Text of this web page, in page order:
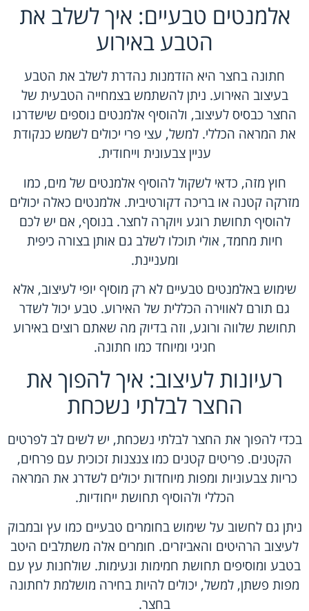
אלמנטים טבעיים: איך לשלב את
הטבע באירוע
חתונה בחצר היא הזדמנות נהדרת לשלב את הטבע
בעיצוב האירוע. ניתן להשתמש בצמחייה הטבעית של
החצר כבסיס לעיצוב, ולהוסיף אלמנטים נוספים שישדרגו
את המראה הכללי. למשל, עצי פרי יכולים לשמש כנקודת
עניין צבעונית וייחודית.
חוץ מזה, כדאי לשקול להוסיף אלמנטים של מים, כמו
מזרקה קטנה או בריכה דקורטיבית. אלמנטים כאלה יכולים
להוסיף תחושת רוגע ויוקרה לחצר. בנוסף, אם יש לכם
חיות מחמד, אולי תוכלו לשלב גם אותן בצורה כיפית
ומעניינת.
שימוש באלמנטים טבעיים לא רק מוסיף יופי לעיצוב, אלא
גם תורם לאווירה הכללית של האירוע. טבע יכול לשדר
תחושת שלווה ורוגע, וזה בדיוק מה שאתם רוצים באירוע
חגיגי ומיוחד כמו חתונה.
רעיונות לעיצוב: איך להפוך את
החצר לבלתי נשכחת
בכדי להפוך את החצר לבלתי נשכחת, יש לשים לב לפרטים
הקטנים. פריטים קטנים כמו צנצנות זכוכית עם פרחים,
כריות צבעוניות ומפות מיוחדות יכולים לשדרג את המראה
הכללי ולהוסיף תחושת ייחודיות.
ניתן גם לחשוב על שימוש בחומרים טבעיים כמו עץ ובמבוק
לעיצוב הרהיטים והאביזרים. חומרים אלה משתלבים היטב
בטבע ומוסיפים תחושת חמימות ונעימות. שולחנות עץ עם
מפות פשתן, למשל, יכולים להיות בחירה מושלמת לחתונה
בחצר.